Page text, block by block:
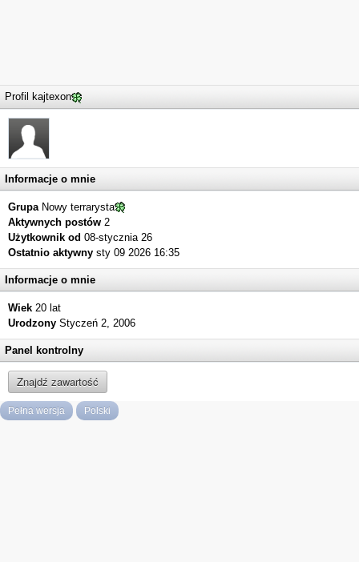
Profil kajtexon
Informacje o mnie
Grupa Nowy terrarysta
Aktywnych postów 2
Użytkownik od 08-stycznia 26
Ostatnio aktywny sty 09 2026 16:35
Informacje o mnie
Wiek 20 lat
Urodzony Styczeń 2, 2006
Panel kontrolny
Znajdź zawartość
Pełna wersja Polski